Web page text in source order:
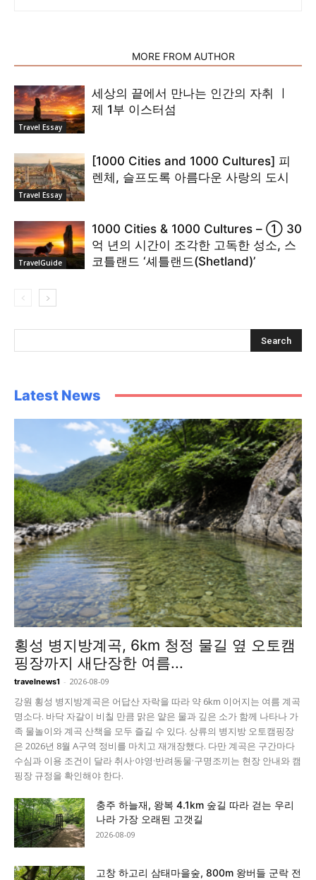
MORE FROM AUTHOR
Travel Essay
세상의 끝에서 만나는 인간의 자취 ㅣ
제 1부 이스터섬
Travel Essay
[1000 Cities and 1000 Cultures] 피
렌체, 슬프도록 아름다운 사랑의 도시
TravelGuide
1000 Cities & 1000 Cultures – ① 30
억 년의 시간이 조각한 고독한 성소, 스
코틀랜드 ‘셰틀랜드(Shetland)’
Latest News
횡성 병지방계곡, 6km 청정 물길 옆 오토캠
핑장까지 새단장한 여름...
travelnews1 - 2026-08-09
강원 횡성 병지방계곡은 어답산 자락을 따라 약 6km 이어지는 여름 계곡
명소다. 바닥 자갈이 비칠 만큼 맑은 얕은 물과 깊은 소가 함께 나타나 가
족 물놀이와 계곡 산책을 모두 즐길 수 있다. 상류의 병지방 오토캠핑장
은 2026년 8월 A구역 정비를 마치고 재개장했다. 다만 계곡은 구간마다
수심과 이용 조건이 달라 취사·야영·반려동물·구명조끼는 현장 안내와 캠
핑장 규정을 확인해야 한다.
충주 하늘재, 왕복 4.1km 숲길 따라 걷는 우리
나라 가장 오래된 고갯길
2026-08-09
고창 하고리 삼태마을숲, 800m 왕버들 군락 전